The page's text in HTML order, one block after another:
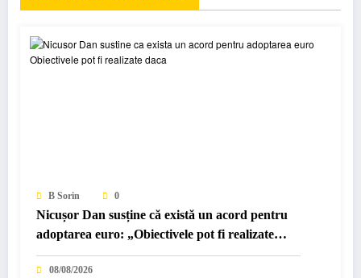
B Sorin 0
Nicușor Dan susține că există un acord pentru
adoptarea euro: „Obiectivele pot fi realizate
dacă…
08/08/2026